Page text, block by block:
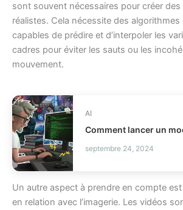
sont souvent nécessaires pour créer
réalistes. Cela nécessite des algorithmes
capables de prédire et d’interpoler les
cadres pour éviter les sauts ou les
mouvement.
AI
septembre 24, 2024
Un autre aspect à prendre en compte
en relation avec l’imagerie. Les vidéos